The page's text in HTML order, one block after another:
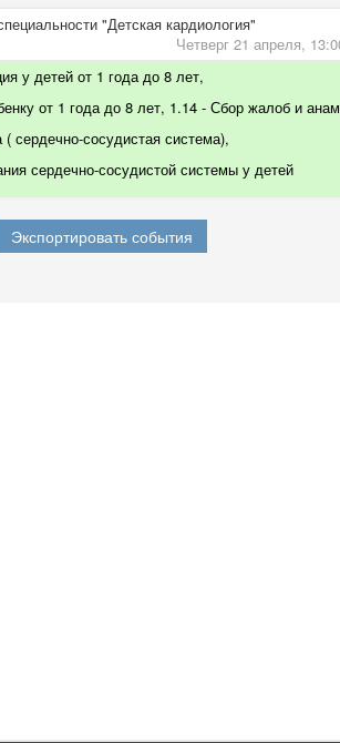
"Детская кардиология"
Четверг 21 апреля,
у детей от 1 года до 8 лет,
от 1 года до 8 лет, 1.14 - Сбор жалоб и
( сердечно-сосудистая система),
сердечно-сосудистой системы у детей